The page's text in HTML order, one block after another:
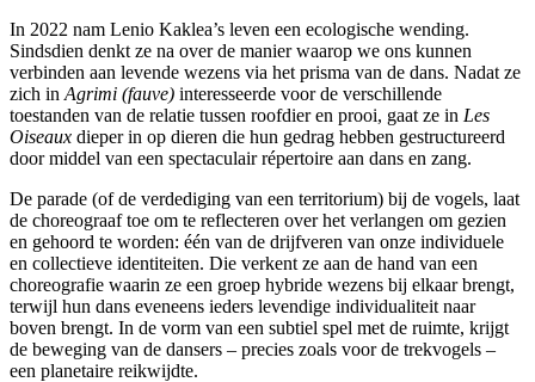
In 2022 nam Lenio Kaklea’s leven een ecologische wending.
Sindsdien denkt ze na over de manier waarop we ons kunnen
verbinden aan levende wezens via het prisma van de dans. Nadat ze
zich in Agrimi (fauve) interesseerde voor de verschillende
toestanden van de relatie tussen roofdier en prooi, gaat ze in Les
Oiseaux dieper in op dieren die hun gedrag hebben gestructureerd
door middel van een spectaculair répertoire aan dans en zang.
De parade (of de verdediging van een territorium) bij de vogels, laat
de choreograaf toe om te reflecteren over het verlangen om gezien
en gehoord te worden: één van de drijfveren van onze individuele
en collectieve identiteiten. Die verkent ze aan de hand van een
choreografie waarin ze een groep hybride wezens bij elkaar brengt,
terwijl hun dans eveneens ieders levendige individualiteit naar
boven brengt. In de vorm van een subtiel spel met de ruimte, krijgt
de beweging van de dansers – precies zoals voor de trekvogels –
een planetaire reikwijdte.